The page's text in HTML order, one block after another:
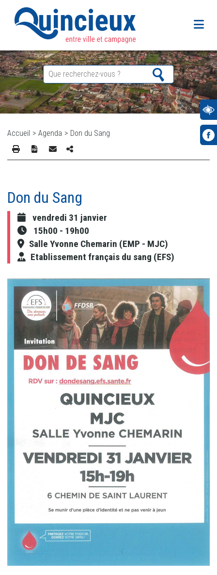
Accueil > Agenda > Don du Sang
Don du Sang
vendredi 31 janvier
15h00 - 19h00
Salle Yvonne Chemarin (EMP - MJC)
Etablissement français du sang (EFS)